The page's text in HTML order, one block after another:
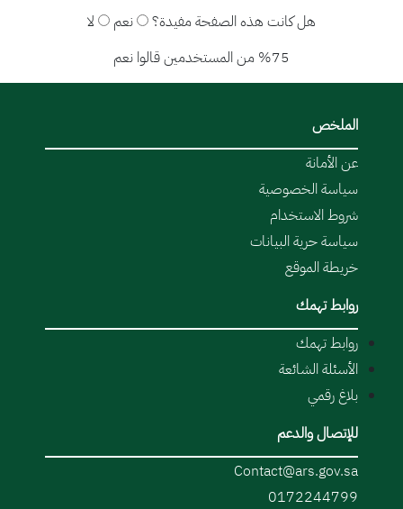
هل كانت هذه الصفحة مفيدة؟ نعم
لا
%75 من المستخدمين قالوا نعم
الملخص
عن الأمانة
سياسة الخصوصية
شروط الاستخدام
سياسة حرية البيانات
خريطة الموقع
روابط تهمك
روابط تهمك
الأسئلة الشائعة
بلاغ رقمي
للإتصال والدعم
Contact@ars.gov.sa
0172244799